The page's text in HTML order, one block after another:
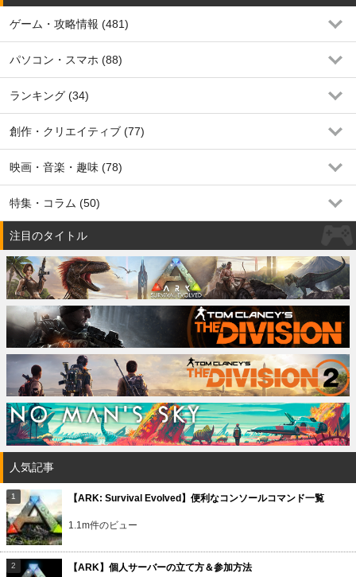
ゲーム・攻略情報 (481)
パソコン・スマホ (88)
ランキング (34)
創作・クリエイティブ (77)
映画・音楽・趣味 (78)
特集・コラム (50)
注目のタイトル
人気記事
【ARK: Survival Evolved】便利なコンソールコマンド一覧
1.1m件のビュー
【ARK】個人サーバーの立て方＆参加方法